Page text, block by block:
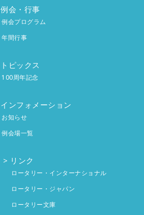
例会・行事
例会プログラム
年間行事
トピックス
100周年記念
インフォメーション
お知らせ
例会場一覧
リンク
ロータリー・インターナショナル
ロータリー・ジャパン
ロータリー文庫